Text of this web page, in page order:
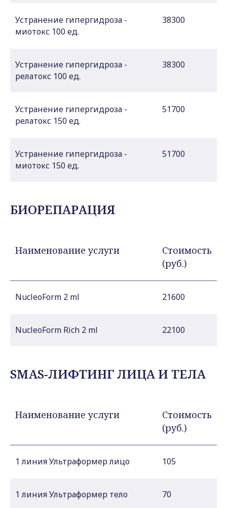
Устранение гипергидроза -
миотокс 100 ед.
38300
Устранение гипергидроза -
релатокс 100 ед.
38300
Устранение гипергидроза -
релатокс 150 ед.
51700
Устранение гипергидроза -
миотокс 150 ед.
51700
БИОРЕПАРАЦИЯ
Наименование услуги
Стоимость
(руб.)
NucleoForm 2 ml 21600
NucleoForm Rich 2 ml 22100
SMAS-ЛИФТИНГ ЛИЦА И ТЕЛА
Наименование услуги
Стоимость
(руб.)
1 линия Ультраформер лицо 105
1 линия Ультраформер тело 70